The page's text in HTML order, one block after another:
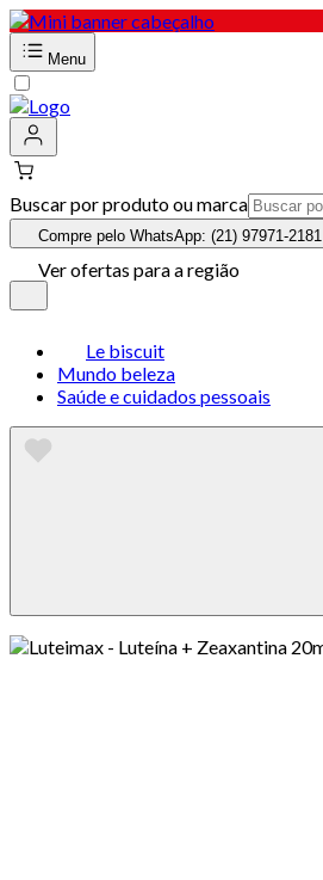
Menu
Buscar por produto ou marca
Compre pelo WhatsApp: (21) 97971-2181
Ver ofertas para a região
Le biscuit
Mundo beleza
Saúde e cuidados pessoais